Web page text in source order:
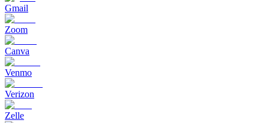
Gmail
Zoom
Canva
Venmo
Verizon
Zelle